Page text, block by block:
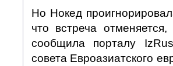
Но Нокед
что встреча
сообщила порталу
совета Евроазиатского